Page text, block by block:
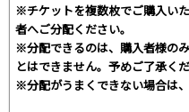
※チケットを複数枚でご購入い
者へご分配ください。
※分配できるのは、購入者様の
とはできません。予めご了承くだ
※分配がうまくできない場合は